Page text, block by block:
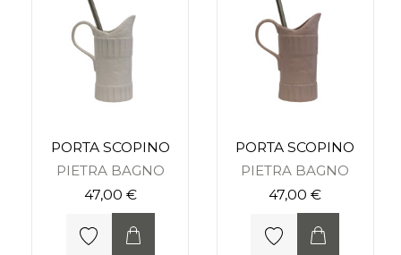
PORTA SCOPINO
PIETRA BAGNO
47,00 €
PORTA SCOPINO
PIETRA BAGNO
47,00 €